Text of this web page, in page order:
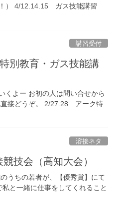
） 4/12.14.15 ガス技能講習
講習受付
別教育・ガス技能講
くよー お初の人は問い合せから
直接どうぞ。 2/27.28 アーク特
溶接ネタ
技会（高知大会）
うちの若者が、【優秀賞】にて
と一緒に仕事をしてくれること